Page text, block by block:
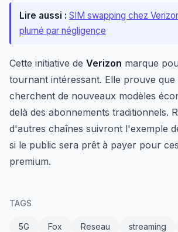
Lire aussi : SIM swapping chez
plumé par négligence
Cette initiative de Verizon marque
tournant intéressant. Elle prouve
cherchent de nouveaux modèles
delà des abonnements traditionnels.
d'autres chaînes suivront l'exemple
si le public sera prêt à payer pour
premium.
TAGS
5G Fox Reseau streaming